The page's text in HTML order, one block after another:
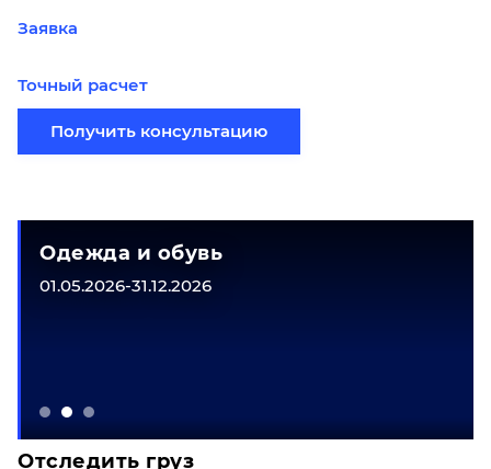
Заявка
Точный расчет
Получить консультацию
Одежда и обувь
01.05.2026-31.12.2026
Отследить груз